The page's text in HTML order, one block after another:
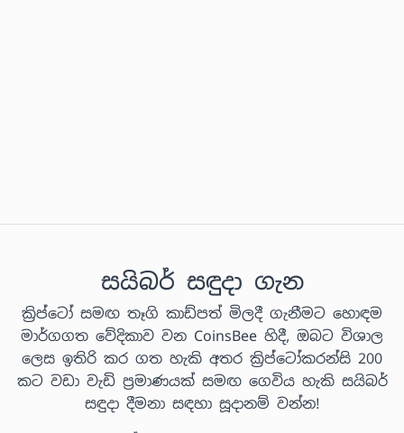
සයිබර් සඳුදා ගැන
ක්‍රිප්ටෝ සමඟ තෑගි කාඩ්පත් මිලදී ගැනීමට හොඳම
මාර්ගගත වේදිකාව වන CoinsBee හිදී, ඔබට විශාල
ලෙස ඉතිරි කර ගත හැකි අතර ක්‍රිප්ටෝකරන්සි 200
කට වඩා වැඩි ප්‍රමාණයක් සමඟ ගෙවිය හැකි සයිබර්
සඳුදා දීමනා සඳහා සූදානම් වන්න!